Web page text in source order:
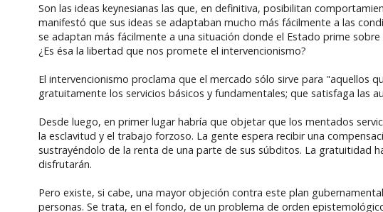
Son las ideas keynesianas las que, en definitiva, posibilitan
manifestó que sus ideas se adaptaban mucho más fácilmente a las
se adaptan más fácilmente a una situación donde el Estado prime
¿Es ésa la libertad que nos promete el intervencionismo?
El intervencionismo proclama que el mercado sólo sirve para "aquellos
gratuitamente los servicios básicos y fundamentales; que satisfaga las
Desde luego, en primer lugar habría que objetar que los mentados
la esclavitud y el trabajo forzoso. La gente espera recibir una
sustrayéndolo de la renta de una parte de sus súbditos. La gratuitidad
disfrutarán.
Pero existe, si cabe, una mayor objeción contra este plan
personas. Se trata, en el fondo, de un problema de orden